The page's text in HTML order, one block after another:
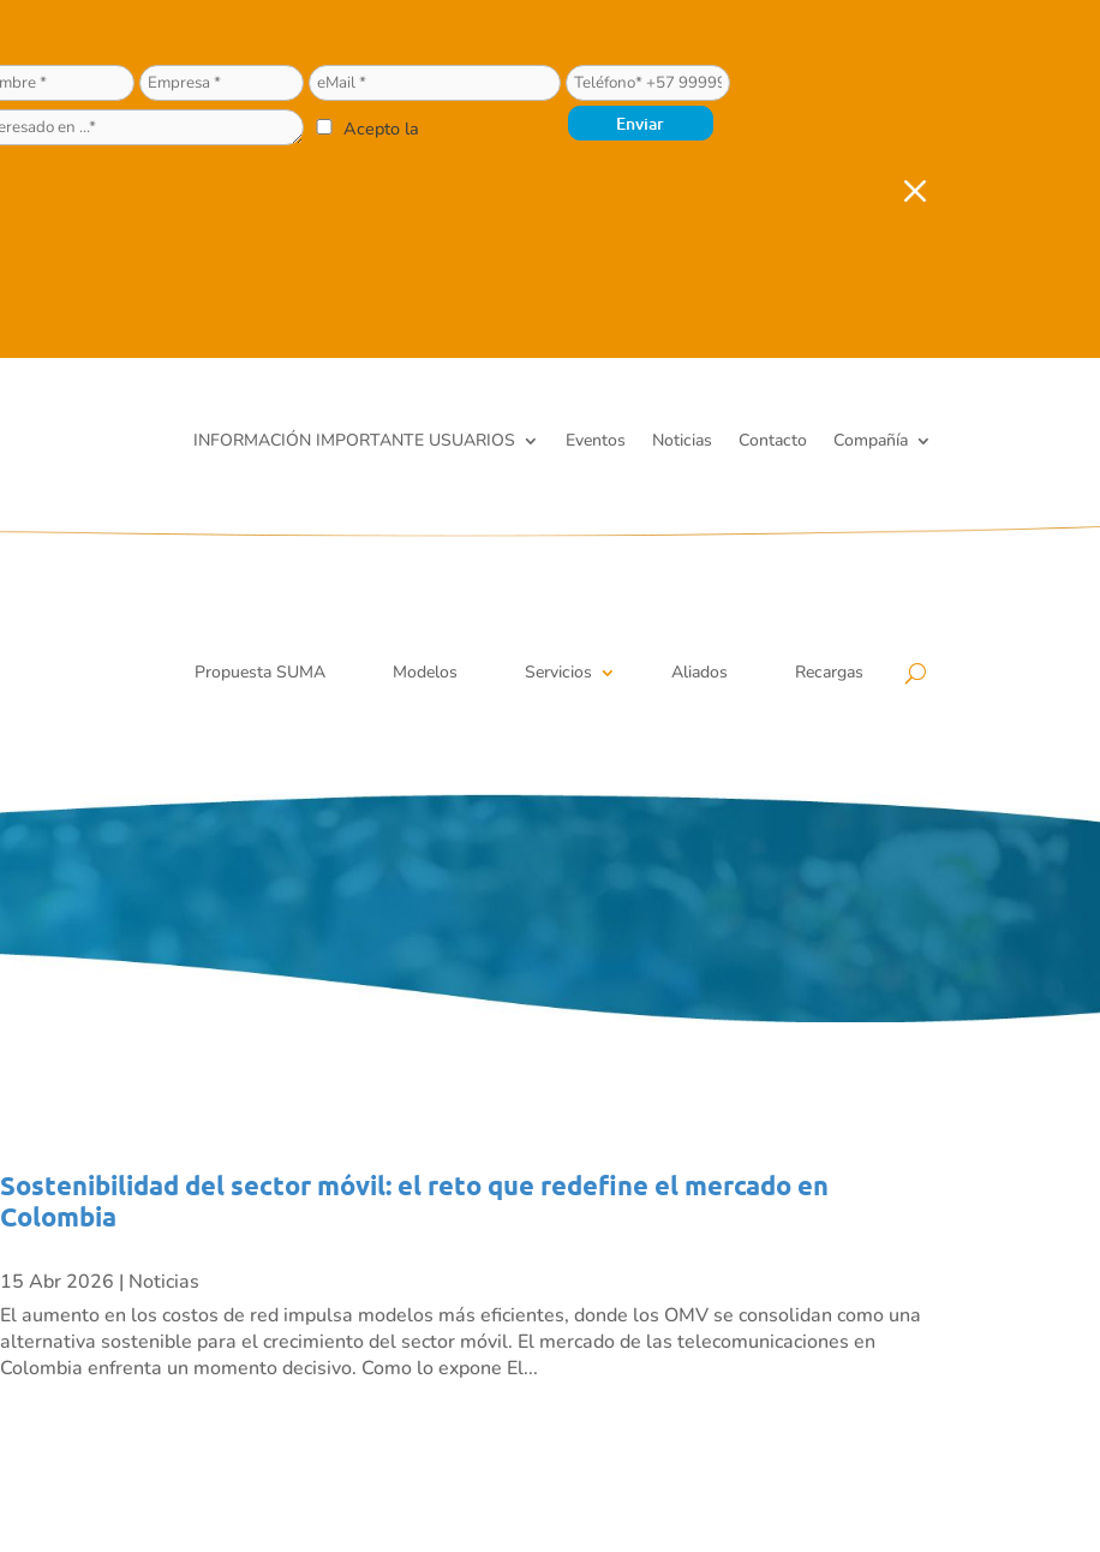
Acepto la
M
INFORMACIÓN IMPORTANTE USUARIOS Eventos Noticias Contacto Compañía
Propuesta SUMA Modelos Servicios Aliados Recargas
Sostenibilidad del sector móvil: el reto que redefine el mercado en
Colombia
15 Abr 2026 | Noticias
El aumento en los costos de red impulsa modelos más eficientes, donde los OMV se consolidan como una
alternativa sostenible para el crecimiento del sector móvil. El mercado de las telecomunicaciones en
Colombia enfrenta un momento decisivo. Como lo expone El...